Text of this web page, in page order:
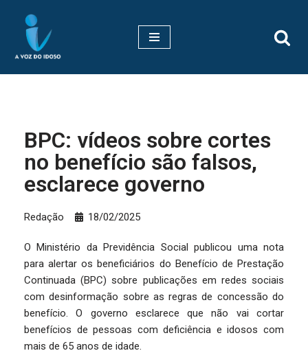
Pular
para
BPC: vídeos sobre cortes
no benefício são falsos,
esclarece governo
Redação 18/02/2025
O Ministério da Previdência Social publicou uma nota
para alertar os beneficiários do Benefício de Prestação
Continuada (BPC) sobre publicações em redes sociais
com desinformação sobre as regras de concessão do
benefício. O governo esclarece que não vai cortar
benefícios de pessoas com deficiência e idosos com
mais de 65 anos de idade.